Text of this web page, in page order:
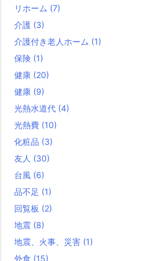
リホーム (7)
介護 (3)
介護付き老人ホーム (1)
保険 (1)
健康 (20)
健康 (9)
光熱水道代 (4)
光熱費 (10)
化粧品 (3)
友人 (30)
台風 (6)
品不足 (1)
回覧板 (2)
地震 (8)
地震、火事、災害 (1)
外食 (15)